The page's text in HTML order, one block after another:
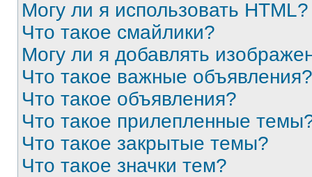
Могу ли я использовать HTML?
Что такое смайлики?
Могу ли я добавлять
Что такое важные объявления?
Что такое объявления?
Что такое прилепленные
Что такое закрытые темы?
Что такое значки тем?